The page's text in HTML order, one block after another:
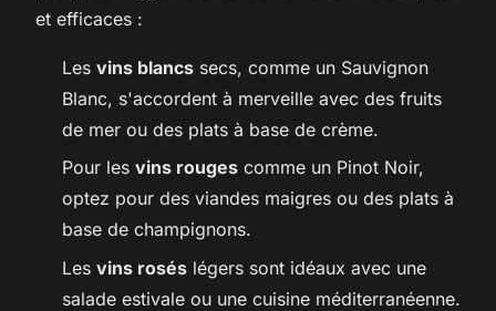
et efficaces :
Les vins blancs secs, comme un Sauvignon
Blanc, s'accordent à merveille avec des fruits
de mer ou des plats à base de crème.
Pour les vins rouges comme un Pinot Noir,
optez pour des viandes maigres ou des plats à
base de champignons.
Les vins rosés légers sont idéaux avec une
salade estivale ou une cuisine méditerranéenne.